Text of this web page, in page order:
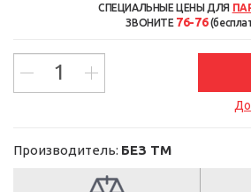
СПЕЦИАЛЬНЫЕ ЦЕНЫ ДЛЯ
ЗВОНИТЕ 76-76
Производитель: БЕЗ ТМ